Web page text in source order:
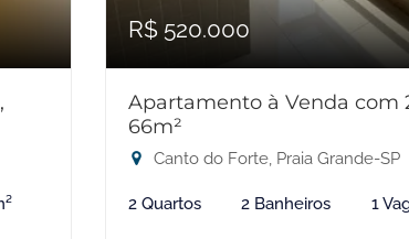
R$ 520.000
Apartamento à Venda com
66m²
Canto do Forte, Praia Grande-SP
2 Quartos 2 Banheiros 1